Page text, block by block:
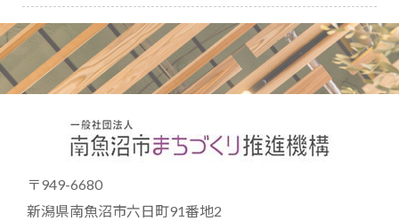
〒949-6680
新潟県南魚沼市六日町91番地2